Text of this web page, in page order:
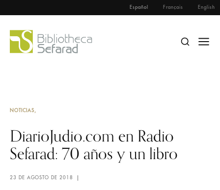
Español Français English
NOTICIAS
DiarioJudio.com en Radio
Sefarad: 70 años y un libro
23 DE AGOSTO DE 2018